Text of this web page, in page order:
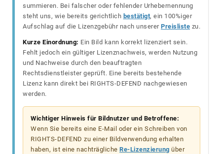
summieren. Bei falscher oder fehlender Urhebernennung
steht uns, wie bereits gerichtlich bestätigt, ein 100%iger
Aufschlag auf die Lizenzgebühr nach unserer Preisliste zu.
Kurze Einordnung: Ein Bild kann korrekt lizenziert sein.
Fehlt jedoch ein gültiger Lizenznachweis, werden Nutzung
und Nachweise durch den beauftragten
Rechtsdienstleister geprüft. Eine bereits bestehende
Lizenz kann direkt bei RIGHTS-DEFEND nachgewiesen
werden.
Wichtiger Hinweis für Bildnutzer und Betroffene:
Wenn Sie bereits eine E-Mail oder ein Schreiben von
RIGHTS-DEFEND zu einer Bildverwendung erhalten
haben, ist eine nachträgliche Re-Lizenzierung über